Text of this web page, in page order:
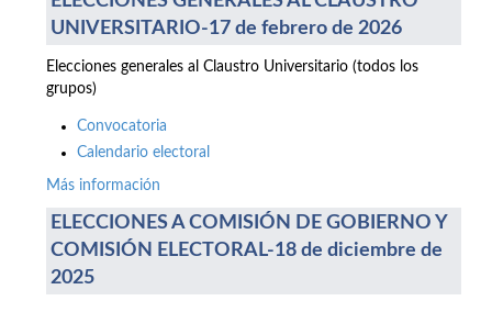
UNIVERSITARIO-17 de febrero de 2026
Elecciones generales al Claustro Universitario (todos los
grupos)
Convocatoria
Calendario electoral
Más información
ELECCIONES A COMISIÓN DE GOBIERNO Y
COMISIÓN ELECTORAL-18 de diciembre de
2025